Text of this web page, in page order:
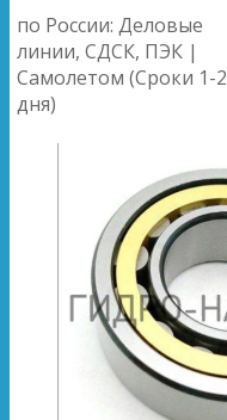
по России: Деловые
линии, СДСК, ПЭК |
Самолетом (Сроки 1-2
дня)